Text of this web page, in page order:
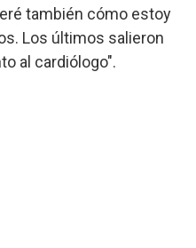
también cómo estoy
Los últimos salieron
al cardiólogo".